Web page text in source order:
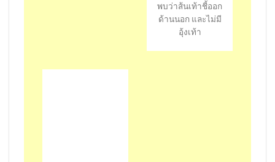
พบว่าส้นเท้าชี้ออก
ด้านนอก และไม่มี
อุ้งเท้า